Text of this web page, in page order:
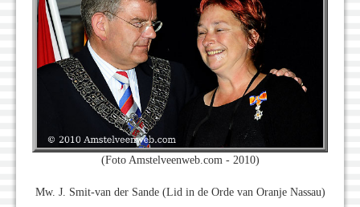
(Foto Amstelveenweb.com - 2010)
Mw. J. Smit-van der Sande (Lid in de Orde van Oranje Nassau)